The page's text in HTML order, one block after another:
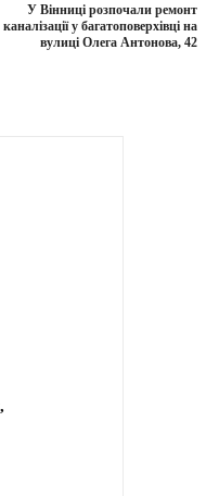
У Вінниці розпочали ремонт
каналізації у багатоповерхівці на
вулиці Олега Антонова, 42